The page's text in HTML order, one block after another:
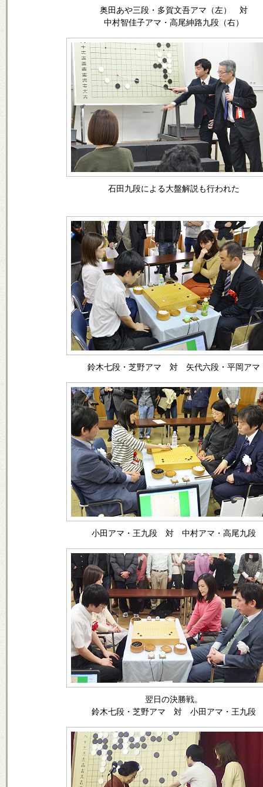
奥田あや三段・多賀文吾アマ（左） 対
中村智佳子アマ・高尾紳路九段（右）
石田九段による大盤解説も行われた
鈴木七段・芝野アマ 対 矢代六段・平岡アマ
小田アマ・王九段 対 中村アマ・高尾九段
翌日の決勝戦。
鈴木七段・芝野アマ 対 小田アマ・王九段